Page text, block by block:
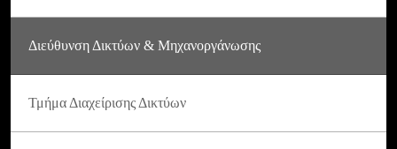
Διεύθυνση Δικτύων & Μηχανοργάνωσης
Τμήμα Διαχείρισης Δικτύων